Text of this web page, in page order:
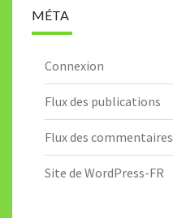
MÉTA
Connexion
Flux des publications
Flux des commentaires
Site de WordPress-FR